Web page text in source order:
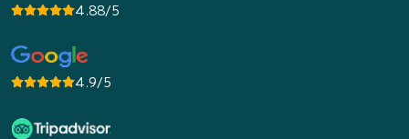
4.88/5
4.9/5